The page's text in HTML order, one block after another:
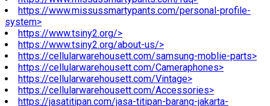
https://www.missussmartypants.com/personal-profile-
system>
https://www.tsiny2.org/>
https://www.tsiny2.org/about-us/>
https://cellularwarehousett.com/samsung-moblie-parts>
https://cellularwarehousett.com/Cameraphones>
https://cellularwarehousett.com/Vintage>
https://cellularwarehousett.com/Accessories>
https://jasatitipan.com/jasa-titipan-barang-jakarta-